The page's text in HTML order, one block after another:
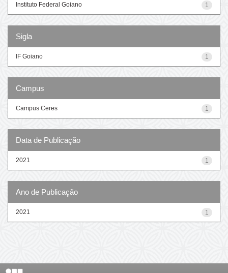
1
Instituto Federal Goiano
Sigla
1
IF Goiano
Campus
1
Campus Ceres
Data de Publicação
1
2021
Ano de Publicação
1
2021